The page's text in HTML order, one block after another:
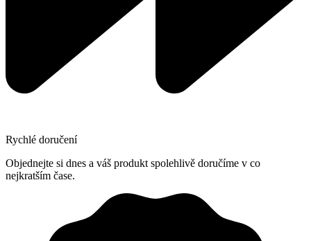
Rychlé doručení
Objednejte si dnes a váš produkt spolehlivě doručíme v co
nejkratším čase.